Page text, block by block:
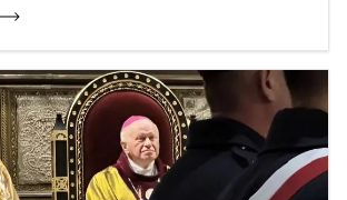
зустрічі митрополит Євген Попович.
Гданській єпархії, яка
п’яту річницю свого заснування. Для
це подія […]